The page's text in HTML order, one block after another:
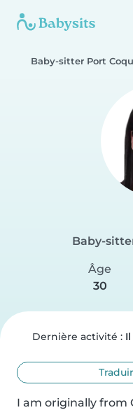
Baby-sitter Port
Baby-
Âge
30
Dernière activité :
I am originally from